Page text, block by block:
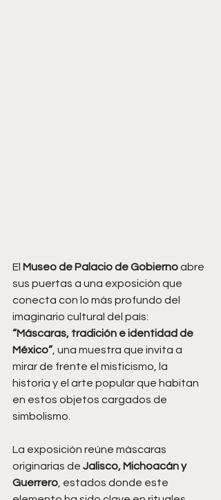
El Museo de Palacio de Gobierno abre
sus puertas a una exposición que
conecta con lo más profundo del
imaginario cultural del país:
“Máscaras, tradición e identidad de
México” , una muestra que invita a
mirar de frente el misticismo, la
historia y el arte popular que habitan
en estos objetos cargados de
simbolismo.
La exposición reúne máscaras
originarias de Jalisco, Michoacán y
Guerrero , estados donde este